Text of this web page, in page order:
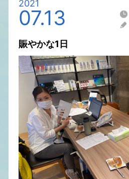
2021
07.13
賑やかな1日